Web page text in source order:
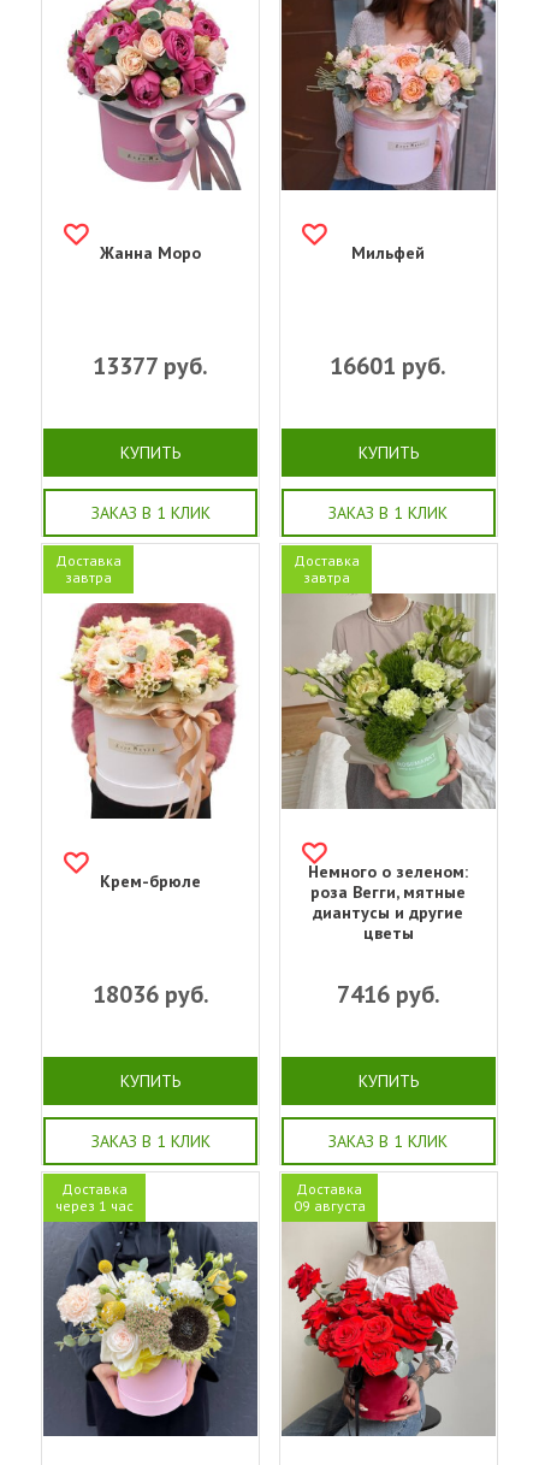
Жанна Моро
13377 руб.
КУПИТЬ
ЗАКАЗ В 1 КЛИК
Мильфей
16601 руб.
КУПИТЬ
ЗАКАЗ В 1 КЛИК
Доставка
завтра
Крем-брюле
18036руб.
КУПИТЬ
ЗАКАЗ В 1 КЛИК
Доставка
завтра
Немного о зеленом:
роза Вегги, мятные
диантусы и другие
цветы
7416руб.
КУПИТЬ
ЗАКАЗ В 1 КЛИК
Доставка
через 1 час
Доставка
09 августа